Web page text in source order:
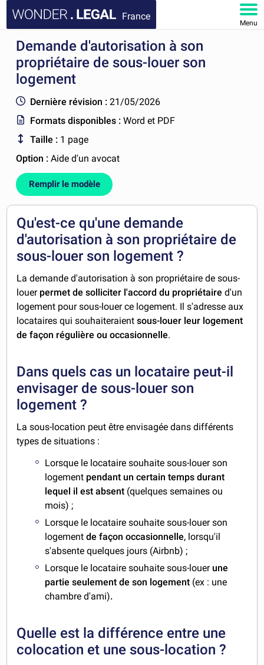
France
Menu
ACCUEIL
DOCUMENTS
FAQ
MON COMPTE
Demande d'autorisation à son
propriétaire de sous-louer son
logement
Dernière révision : 21/05/2026
Formats disponibles :Word et PDF
Taille : 1 page
Option :Aide d'un avocat
Remplir le modèle
Qu'est-ce qu'une demande
d'autorisation à son propriétaire de
sous-louer son logement ?
La demande d'autorisation à son propriétaire de sous-
louer permet de solliciter l'accord du propriétaire d'un
logement pour sous-louer ce logement. Il s'adresse aux
locataires qui souhaiteraientsous-louer leur logement
de façon régulière ou occasionnelle.
Dans quels cas un locataire peut-il
envisager de sous-louer son
logement ?
La sous-location peut être envisagée dans différents
types de situations :
Lorsque le locataire souhaite sous-louer son
logement pendant un certain temps durant
lequel il est absent (quelques semaines ou
mois) ;
Lorsque le locataire souhaite sous-louer son
logementde façon occasionnelle, lorsqu'il
s'absente quelques jours (Airbnb) ;
Lorsque le locataire souhaite sous-louer une
partie seulement de son logement (ex : une
chambre d'ami).
Quelle est la différence entre une
colocation et une sous-location ?